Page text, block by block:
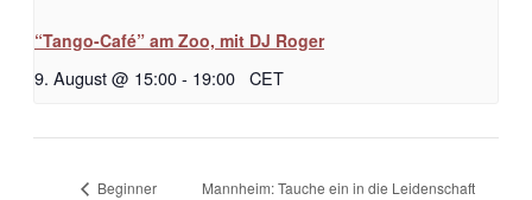
“Tango-Café” am Zoo, mit DJ Roger
9. August @ 15:00- 19:00 CET
Beginner
Mannheim: Tauche ein in die Leidenschaft